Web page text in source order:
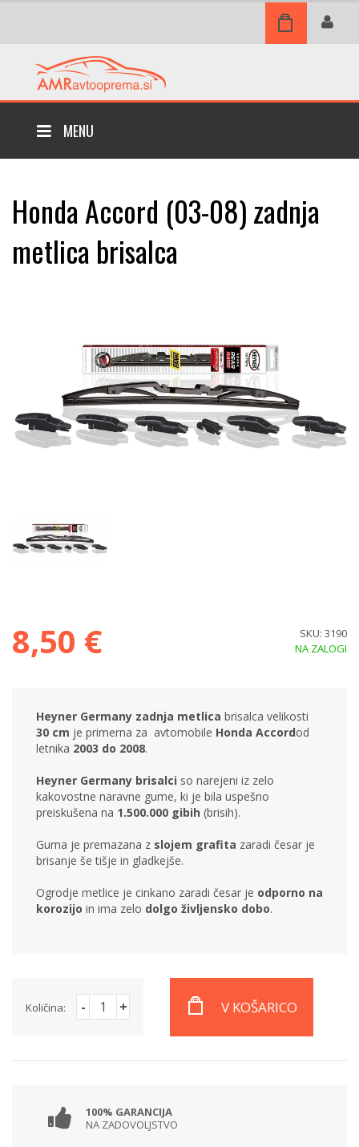
MENU
Honda Accord (03-08) zadnja
metlica brisalca
SKU: 3190
NA ZALOGI
8,50 €
Heyner Germany zadnja metlica brisalca velikosti
30 cm je primerna za avtomobile Honda Accordod
letnika 2003 do 2008.
Heyner Germany brisalci so narejeni iz zelo
kakovostne naravne gume, ki je bila uspešno
preiskušena na 1.500.000 gibih (brisih).
Guma je premazana z slojem grafita zaradi česar je
brisanje še tišje in gladkejše.
Ogrodje metlice je cinkano zaradi česar je odporno na
korozijo in ima zelo dolgo življensko dobo.
Količina: - + V KOŠARICO
100% GARANCIJA
NA ZADOVOLJSTVO